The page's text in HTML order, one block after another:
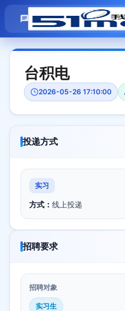
模拟面试 题目大全
台积电
2026-05-26 17:10:00
投递方式
实习
方式： 线上投递
招聘要求
招聘对象
实习生